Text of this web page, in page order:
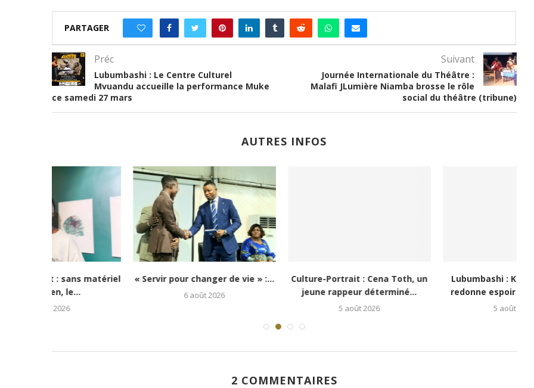
PARTAGER
Préc
Lubumbashi : Le Centre Culturel
Mvuandu accueille la performance Muke
ce samedi 27 mars
Suivant
Journée Internationale du Théâtre :
Malafi JLumière Niamba brosse le rôle
social du théâtre (tribune)
AUTRES INFOS
Culture-Portrait : Cena Toth, un
jeune rappeur déterminé...
Lubumbashi : Kongo 26Street
redonne espoir aux enfants...
Festival Congo Mboka Vibe : la
jeunesse kinoise...
2 COMMENTAIRES